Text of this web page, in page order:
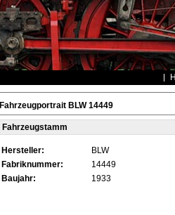
Fahrzeugportrait BLW 14449
Fahrzeugstamm
Hersteller:
BLW
Fabriknummer:
14449
Baujahr:
1933